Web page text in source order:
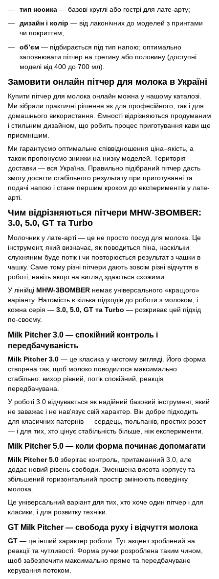
тип носика — базові круглі або гострі для лате-арту;
дизайн і колір — від лаконічних до моделей з принтами
чи покриттям;
обʼєм — підбирається під тип напою; оптимально
заповнювати пітчер на третину або половину (доступні
моделі від 400 до 700 мл).
Замовити онлайн пітчер для молока в Україні
Купити пітчер для молока онлайн можна у нашому каталозі.
Ми зібрали практичні рішення як для професійного, так і для
домашнього використання. Ємності відрізняються продуманим
і стильним дизайном, що робить процес приготування кави ще
приємнішим.
Ми гарантуємо оптимальне співвідношення ціна–якість, а
також пропонуємо знижки на низку моделей. Територія
доставки — вся Україна. Правильно підібраний пітчер дасть
змогу досягти стабільного результату при приготуванні та
подачі напою і стане першим кроком до експериментів у лате-
арті.
Чим відрізняються пітчери MHW-3BOMBER:
3.0, 5.0, GT та Turbo
Молочник у лате-арті — це не просто посуд для молока. Це
інструмент, який визначає, як поводиться піна, наскільки
слухняним буде потік і чи повторюється результат з чашки в
чашку. Саме тому різні пітчери дають зовсім різні відчуття в
роботі, навіть якщо на вигляд здаються схожими.
У лінійці MHW-3BOMBER немає універсального «кращого»
варіанту. Натомість є кілька підходів до роботи з молоком, і
кожна серія — 3.0, 5.0, GT та Turbo — розкриває цей підхід
по-своєму.
Milk Pitcher 3.0 — спокійний контроль і
передбачуваність
Milk Pitcher 3.0 — це класика у чистому вигляді. Його форма
створена так, щоб молоко поводилося максимально
стабільно: вихор рівний, потік спокійний, реакція
передбачувана.
У роботі 3.0 відчувається як надійний базовий інструмент, який
не заважає і не навʼязує свій характер. Він добре підходить
для класичних патернів — сердець, тюльпанів, простих розет
— і для тих, хто цінує стабільність більше, ніж експерименти.
Milk Pitcher 5.0 — коли форма починає допомагати
Milk Pitcher 5.0 зберігає контроль, притаманний 3.0, але
додає новий рівень свободи. Зменшена висота корпусу та
збільшений горизонтальний простір змінюють поведінку
молока.
Це універсальний варіант для тих, хто хоче один пітчер і для
класики, і для розвитку техніки.
GT Milk Pitcher — свобода руху і відчуття молока
GT — це інший характер роботи. Тут акцент зроблений на
реакції та чутливості. Форма ручки розроблена таким чином,
щоб забезпечити максимально пряме та передбачуване
керування потоком.